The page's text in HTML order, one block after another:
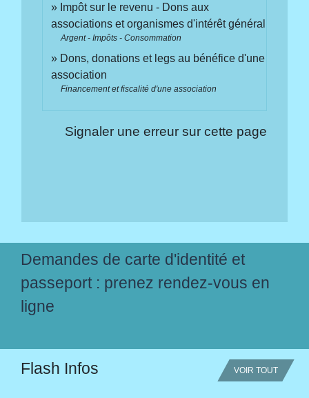
Impôt sur le revenu - Dons aux
associations et organismes d'intérêt général
Argent - Impôts - Consommation
Dons, donations et legs au bénéfice d'une
association
Financement et fiscalité d'une association
Signaler une erreur sur cette page
Demandes de carte d'identité et
passeport : prenez rendez-vous en
ligne
Flash Infos VOIR TOUT